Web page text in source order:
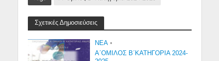
Σχετικές Δημοσιεύσεις
NEA •
Α΄ΟΜΙΛΟΣ Β΄ΚΑΤΗΓΟΡΙΑ 2024-